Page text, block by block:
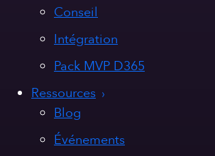
Conseil
Intégration
Pack MVP D365
Ressources
Blog
Événements